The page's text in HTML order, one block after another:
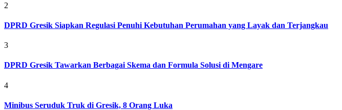
2
DPRD Gresik Siapkan Regulasi Penuhi Kebutuhan Perumahan yang Layak dan Terjangkau
3
DPRD Gresik Tawarkan Berbagai Skema dan Formula Solusi di Mengare
4
Minibus Seruduk Truk di Gresik, 8 Orang Luka